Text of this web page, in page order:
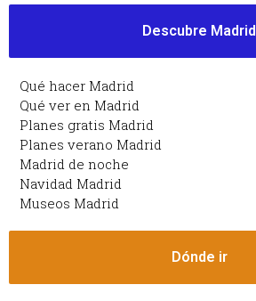
Descubre Madrid
Qué hacer Madrid
Qué ver en Madrid
Planes gratis Madrid
Planes verano Madrid
Madrid de noche
Navidad Madrid
Museos Madrid
Dónde ir